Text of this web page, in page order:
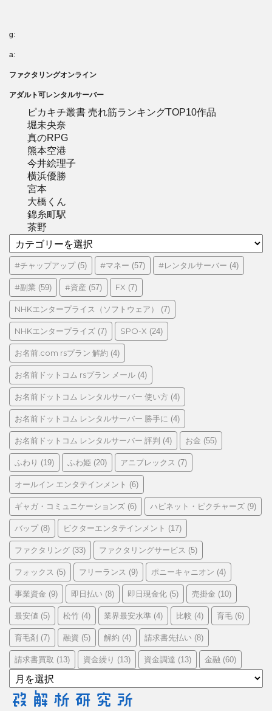
g:
a:
ファクタリングオンライン
アダルト可レンタルサーバー
ピカキチ叢書 売れ筋ランキングTOP10作品
堀未央奈
真のRPG
熊本空港
今井絵理子
横浜優勝
宮本
大橋くん
錦糸町駅
茶野
テ
ゴ
リ
ー
#チャップアップ(5) #マネー (57) #レンタルサーバー (4)
#副業 (59) #資産 (57) FX (7)
NHKエンタープライス（ソフトウェア） (7)
NHKエンタープライズ (7) SPO-X (24)
お名前.com rsプラン 解約 (4)
お名前ドットコム rsプラン メール (4)
お名前ドットコム レンタルサーバー 使い方 (4)
お名前ドットコム レンタルサーバー 勝手に (4)
お名前ドットコム レンタルサーバー 評判 (4) お金 (55)
ふわり (19) ふわ姫 (20) アニプレックス (7)
オールイン エンタテインメント (6)
ギャガ・コミュニケーションズ (6) ハピネット・ピクチャーズ (9)
バップ(8) ビクターエンタテインメント (17)
ファクタリング (33) ファクタリングサービス (5)
フォックス (5) フリーランス (9) ポニーキャニオン (4)
事業資金 (9) 即日払い (8) 即日現金化 (5) 売掛金 (10)
最安値 (5) 松竹 (4) 業界最安水準 (4) 比較 (4) 育毛 (6)
育毛剤 (7) 融資 (5) 解約 (4) 請求書先払い (8)
請求書買取 (13) 資金繰り (13) 資金調達 (13) 金融 (60)
ア
ー
カ